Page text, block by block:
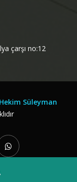
çarşı no:12
Süleyman